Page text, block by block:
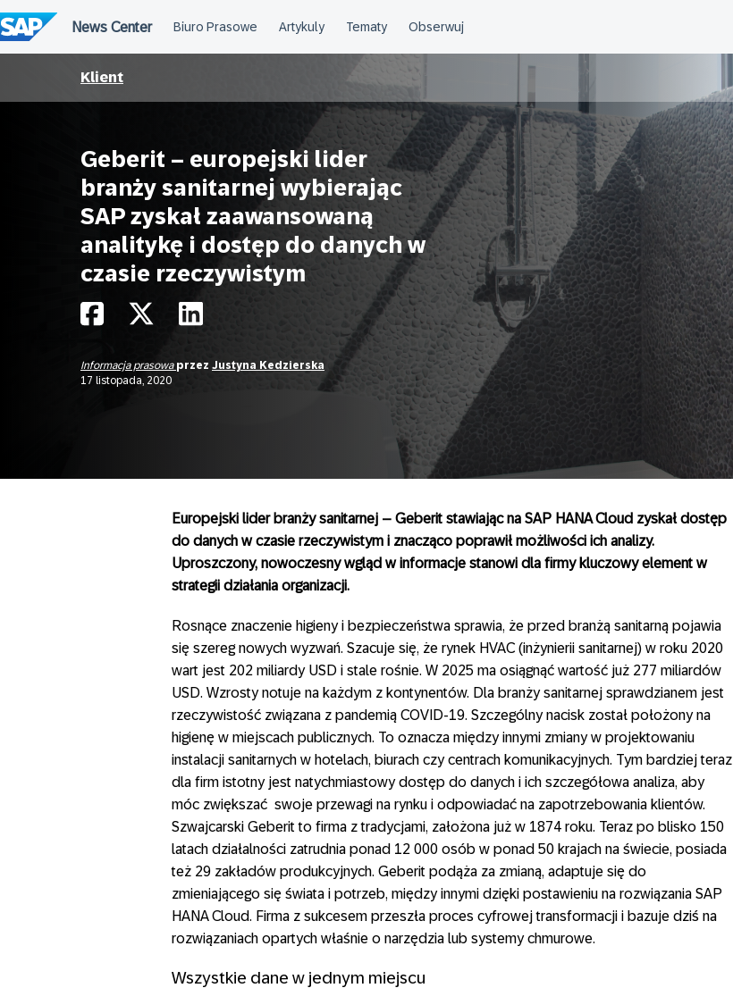
do
treści
Klient
Geberit – europejski lider
branży sanitarnej wybierając
SAP zyskał zaawansowaną
analitykę i dostęp do danych w
czasie rzeczywistym
Informacja prasowa przez Justyna Kedzierska
17 listopada, 2020
Europejski lider branży sanitarnej – Geberit stawiając na SAP HANA Cloud zyskał dostęp
do danych w czasie rzeczywistym i znacząco poprawił możliwości ich analizy.
Uproszczony, nowoczesny wgląd w informacje stanowi dla firmy kluczowy element w
strategii działania organizacji.
Rosnące znaczenie higieny i bezpieczeństwa sprawia, że przed branżą sanitarną pojawia
się szereg nowych wyzwań. Szacuje się, że rynek HVAC (inżynierii sanitarnej) w roku 2020
wart jest 202 miliardy USD i stale rośnie. W 2025 ma osiągnąć wartość już 277 miliardów
USD. Wzrosty notuje na każdym z kontynentów. Dla branży sanitarnej sprawdzianem jest
rzeczywistość związana z pandemią COVID-19. Szczególny nacisk został położony na
higienę w miejscach publicznych. To oznacza między innymi zmiany w projektowaniu
instalacji sanitarnych w hotelach, biurach czy centrach komunikacyjnych. Tym bardziej teraz
dla firm istotny jest natychmiastowy dostęp do danych i ich szczegółowa analiza, aby
móc zwiększać swoje przewagi na rynku i odpowiadać na zapotrzebowania klientów.
Szwajcarski Geberit to firma z tradycjami, założona już w 1874 roku. Teraz po blisko 150
latach działalności zatrudnia ponad 12 000 osób w ponad 50 krajach na świecie, posiada
też 29 zakładów produkcyjnych. Geberit podąża za zmianą, adaptuje się do
zmieniającego się świata i potrzeb, między innymi dzięki postawieniu na rozwiązania SAP
HANA Cloud. Firma z sukcesem przeszła proces cyfrowej transformacji i bazuje dziś na
rozwiązaniach opartych właśnie o narzędzia lub systemy chmurowe.
Wszystkie dane w jednym miejscu